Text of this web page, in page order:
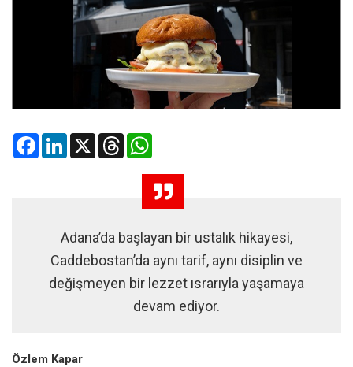
FacebookLinkedIn
X Threads
Adana’da başlayan bir ustalık hikayesi,
Caddebostan’da aynı tarif, aynı disiplin ve
değişmeyen bir lezzet ısrarıyla yaşamaya
devam ediyor.
Özlem Kapar